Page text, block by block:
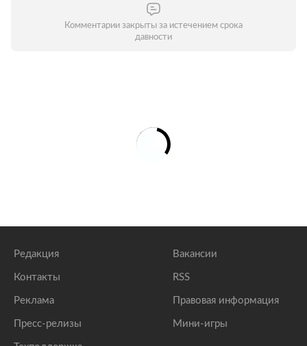
Комментарии закрыты за истечением срока
давности
Редакция
Контакты
Реклама
Пресс-релизы
Вакансии
RSS
Правовая информация
Мини-игры